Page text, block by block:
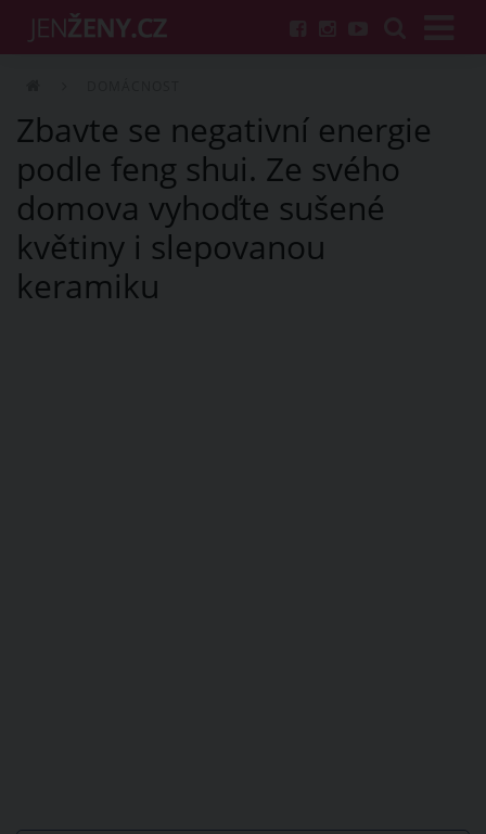
Zbavte se negativní energie
podle feng shui. Ze svého
domova vyhoďte sušené
květiny i slepovanou
keramiku